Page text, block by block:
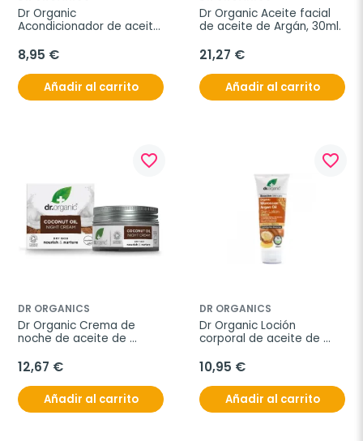
Dr Organic
Acondicionador de aceite
8,95 €
Añadir al carrito
Dr Organic Aceite facial
de aceite de Argán, 30ml.
21,27 €
Añadir al carrito
favorite_border
DR ORGANICS
Dr Organic Crema de
noche de aceite de
12,67 €
Añadir al carrito
favorite_border
DR ORGANICS
Dr Organic Loción
corporal de aceite de
10,95 €
Añadir al carrito